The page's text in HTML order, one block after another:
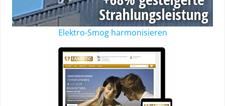
Elektro-Smog harmonisieren